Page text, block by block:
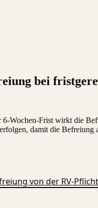
bei
Wochen-Frist wirkt die
damit die Befreiung
von der RV-Pflicht